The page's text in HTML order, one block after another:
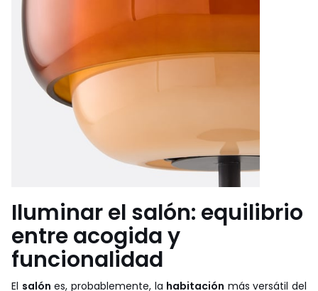
Iluminar el salón: equilibrio
entre acogida y
funcionalidad
El salón es, probablemente, la habitación más versátil del